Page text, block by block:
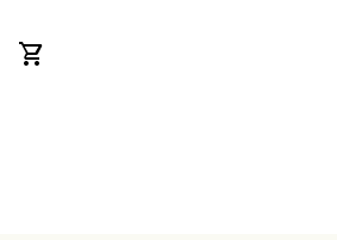
shopping_cart